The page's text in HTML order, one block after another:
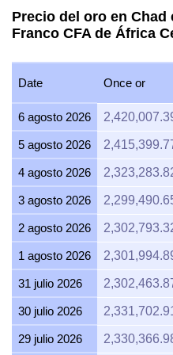
Precio del oro en Chad
Franco CFA de África
Date Once or
6 agosto 2026
5 agosto 2026
4 agosto 2026
3 agosto 2026
2 agosto 2026
1 agosto 2026
31 julio 2026
30 julio 2026
29 julio 2026